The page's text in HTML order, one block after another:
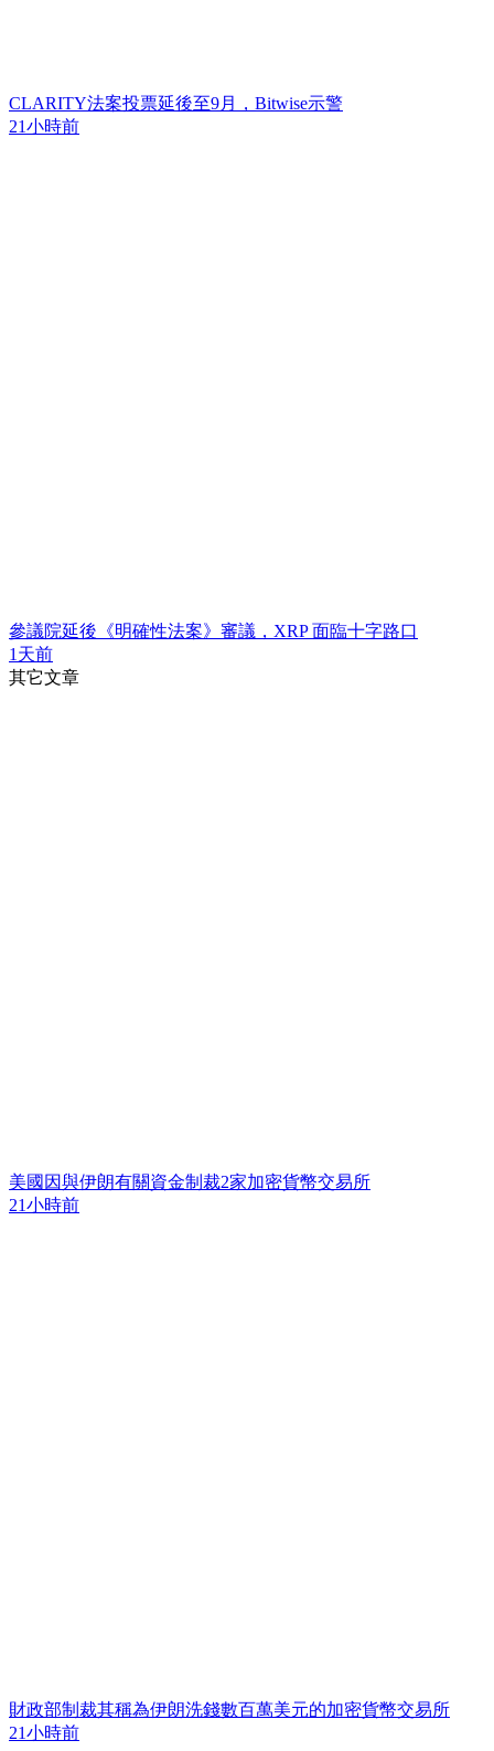
CLARITY法案投票延後至9月，Bitwise示警
21小時前
參議院延後《明確性法案》審議，XRP 面臨十字路口
1天前
其它文章
美國因與伊朗有關資金制裁2家加密貨幣交易所
21小時前
財政部制裁其稱為伊朗洗錢數百萬美元的加密貨幣交易所
21小時前